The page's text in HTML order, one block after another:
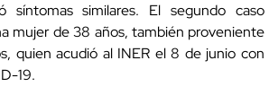
síntomas similares. El segundo caso
mujer de 38 años, también proveniente
quien acudió al INER el 8 de junio con
19.